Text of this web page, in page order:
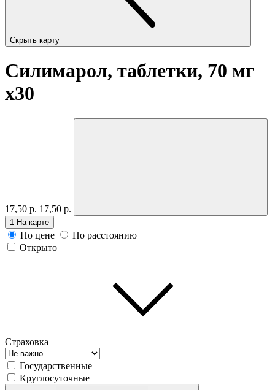
Скрыть карту
Силимарол, таблетки, 70 мг
x30
17,50 р. 17,50 р.
1 На карте
По цене
По расстоянию
Открыто
Страховка
Государственные
Круглосуточные